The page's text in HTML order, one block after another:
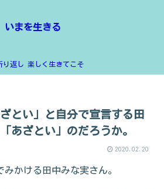
いまを生きる
り返し 楽しく生きてこそ
とい」と自分で宣言する田
あざとい」のだろうか。
2020.02.20
かける田中みな実さん。